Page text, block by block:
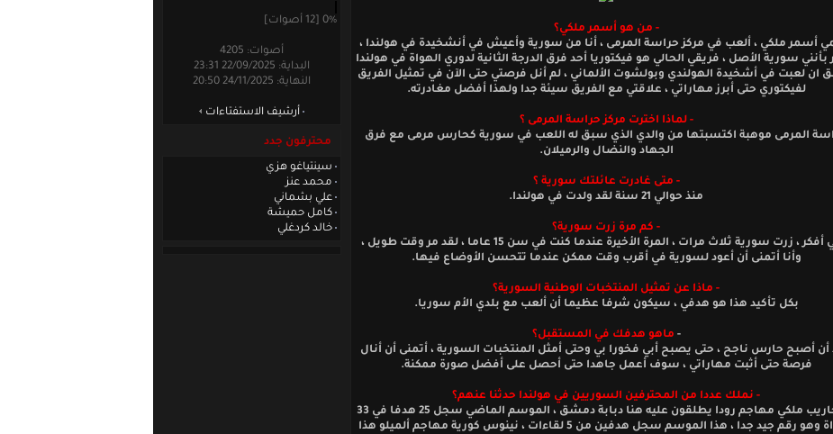
- من هو أسمر ملكي؟
أسمر ملكي ، ألعب في مركز حراسة المرمى ، أنا من سورية وأعيش في أنشخيدة في هولندا ،
بأنني سورية الأصل ، فريقي الحالي هو فيكتوريا أحد فرق الدرجة الثانية لدوري الهواة في هولندا
ان لعبت في أشخيدة الهولندي وبولشوت الألماني ، لم أنل فرصتي حتى الآن في تمثيل الفريق
لفيكتوري حتى أبرز مهاراتي ، علاقتي مع الفريق سيئة جدا ولهذا أفضل مغادرته.
- لماذا اخترت مركز حراسة المرمى ؟
المرمى موهبة اكتسبتها من والدي الذي سبق له اللعب في سورية كحارس مرمى مع فرق
الجهاد والنضال والرميلان.
- متى غادرت عائلتك سورية ؟
منذ حوالي 21 سنة لقد ولدت في هولندا.
- كم مرة زرت سورية؟
دعني أفكر ، زرت سورية ثلاث مرات ، المرة الأخيرة عندما كنت في سن 15 عاما ، لقد مر وقت طويل ،
وأنا أتمنى أن أعود لسورية في أقرب وقت ممكن عندما تتحسن الأوضاع فيها.
- ماذا عن تمثيل المنتخبات الوطنية السورية؟
بكل تأكيد هذا هو هدفي ، سيكون شرفا عظيما أن ألعب مع بلدي الأم سوريا.
- ماهو هدفك في المستقبل؟
أن أصبح حارس ناجح ، حتى يصبح أبي فخورا بي وحتى أمثل المنتخبات السورية ، أتمنى أن أنال
فرصة حتى أثبت مهاراتي ، سوف أعمل جاهدا حتى أحصل على أفضل صورة ممكنة.
- نملك عددا من المحترفين السوريين في هولندا حدثنا عنهم؟
سنحاريب ملكي مهاجم رودا يطلقون عليه هنا دبابة دمشق ، الموسم الماضي سجل 25 هدفا في 33
مباراة وهو رقم جيد جدا ، هذا الموسم سجل هدفين من 5 لقاءات ، نينوس كورية مهاجم ألميلو هذا
0% [12 أصوات]
أصوات: 4205
البداية: 22/09/2025 23:31
النهاية: 24/11/2025 20:50
أرشيف الاستفتاءات
محترفون جدد
سينتياغو هزي
محمد عنز
علي بشماني
كامل حميشة
خالد كردغلي